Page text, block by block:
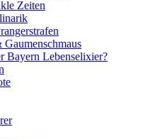
Zeiten
Bayern Lebenselixier?